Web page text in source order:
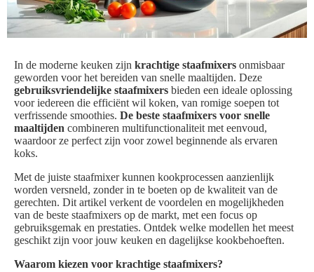
In de moderne keuken zijn krachtige staafmixers onmisbaar
geworden voor het bereiden van snelle maaltijden. Deze
gebruiksvriendelijke staafmixers bieden een ideale oplossing
voor iedereen die efficiënt wil koken, van romige soepen tot
verfrissende smoothies. De beste staafmixers voor snelle
maaltijden combineren multifunctionaliteit met eenvoud,
waardoor ze perfect zijn voor zowel beginnende als ervaren
koks.
Met de juiste staafmixer kunnen kookprocessen aanzienlijk
worden versneld, zonder in te boeten op de kwaliteit van de
gerechten. Dit artikel verkent de voordelen en mogelijkheden
van de beste staafmixers op de markt, met een focus op
gebruiksgemak en prestaties. Ontdek welke modellen het meest
geschikt zijn voor jouw keuken en dagelijkse kookbehoeften.
Waarom kiezen voor krachtige staafmixers?